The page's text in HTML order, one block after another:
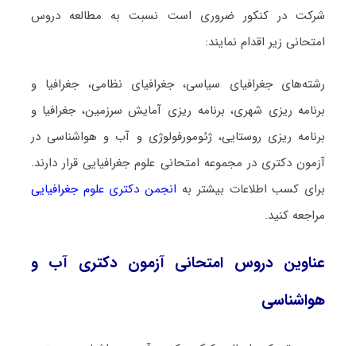
شرکت در کنکور ضروری است نسبت به مطالعه دروس
امتحانی زیر اقدام نمایند:
رشته‌های جغرافیای سیاسی، جغرافیای نظامی، جغرافیا و
برنامه ریزی شهری، برنامه ریزی آمایش سرزمین، جغرافیا و
برنامه ریزی روستایی، ژئومورفولوژی و آب و هواشناسی در
آزمون دکتری در مجموعه امتحانی علوم جغرافیایی قرار دارند.
برای کسب اطلاعات بیشتر به انجمن دکتری علوم جغرافیایی
مراجعه کنید.
عناوین دروس امتحانی آزمون دکتری آب و
هواشناسی